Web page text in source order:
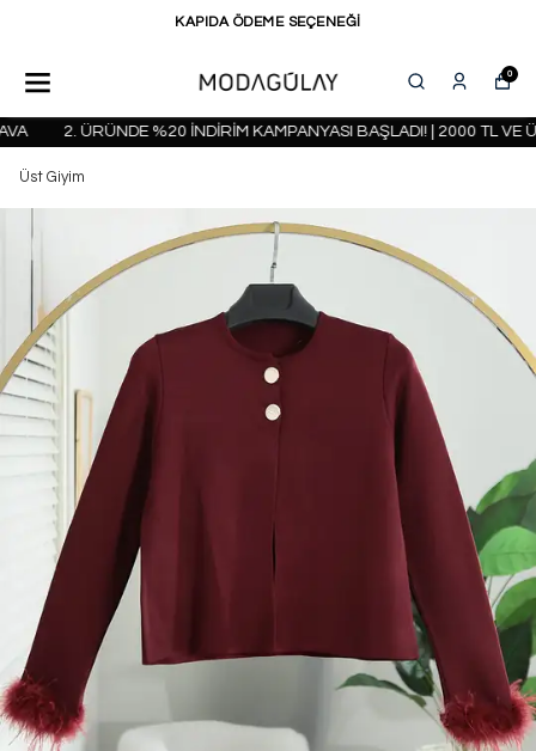
KAPIDA ÖDEME SEÇENEĞİ
0
2. ÜRÜNDE %20 İNDİRİM KAMPANYASI BAŞLADI! | 2000 TL VE
Üst Giyim